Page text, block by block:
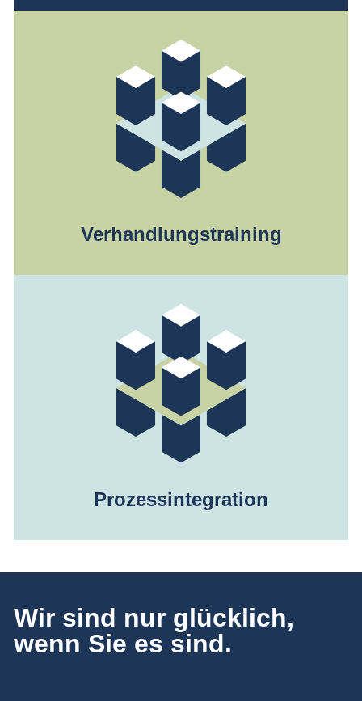
Verhandlungstraining
Prozessintegration
Wir sind nur glücklich,
wenn Sie es sind.